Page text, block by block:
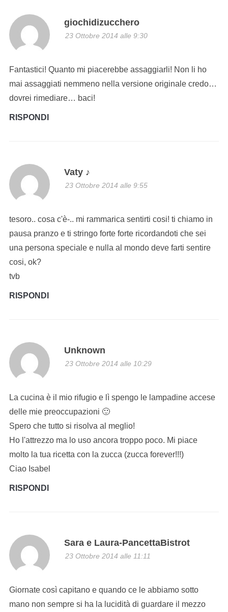
giochidizucchero
23 Ottobre 2014 alle 9:30
Fantastici! Quanto mi piacerebbe assaggiarli! Non li ho
mai assaggiati nemmeno nella versione originale credo…
dovrei rimediare… baci!
RISPONDI
Vaty ♪
23 Ottobre 2014 alle 9:55
tesoro.. cosa c'è-.. mi rammarica sentirti cosi! ti chiamo in
pausa pranzo e ti stringo forte forte ricordandoti che sei
una persona speciale e nulla al mondo deve farti sentire
cosi, ok?
tvb
RISPONDI
Unknown
23 Ottobre 2014 alle 10:29
La cucina è il mio rifugio e lì spengo le lampadine accese
delle mie preoccupazioni 🙂
Spero che tutto si risolva al meglio!
Ho l'attrezzo ma lo uso ancora troppo poco. Mi piace
molto la tua ricetta con la zucca (zucca forever!!!)
Ciao Isabel
RISPONDI
Sara e Laura-PancettaBistrot
23 Ottobre 2014 alle 11:11
Giornate così capitano e quando ce le abbiamo sotto
mano non sempre si ha la lucidità di guardare il mezzo